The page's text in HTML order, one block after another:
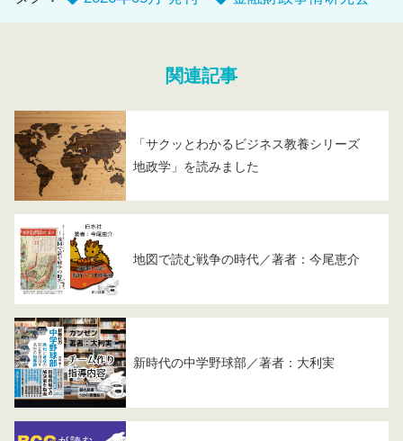
関連記事
「サクッとわかるビジネス教養シリーズ
地政学」を読みました
地図で読む戦争の時代／著者：今尾恵介
新時代の中学野球部／著者：大利実